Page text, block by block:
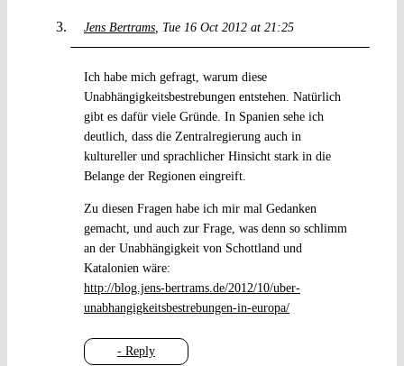
Jens Bertrams Tue 16 Oct 2012 at 21:25
- Reply
Ich habe mich gefragt, warum diese
Unabhängigkeitsbestrebungen entstehen. Natürlich
gibt es dafür viele Gründe. In Spanien sehe ich
deutlich, dass die Zentralregierung auch in
kultureller und sprachlicher Hinsicht stark in die
Belange der Regionen eingreift.
Zu diesen Fragen habe ich mir mal Gedanken
gemacht, und auch zur Frage, was denn so schlimm
an der Unabhängigkeit von Schottland und
Katalonien wäre:
http://blog.jens-bertrams.de/2012/10/uber-
unabhangigkeitsbestrebungen-in-europa/